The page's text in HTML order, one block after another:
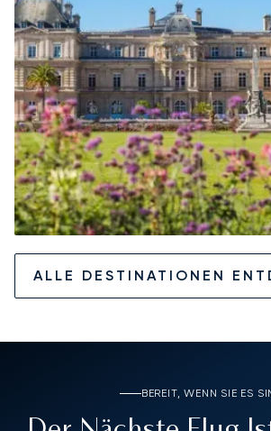
ALLE DESTINATIONEN
BEREIT, WENN SIE ES